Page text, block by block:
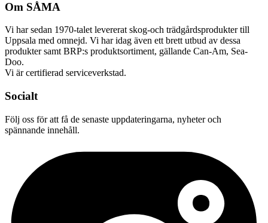
Om SÅMA
Vi har sedan 1970-talet levererat skog-och trädgårdsprodukter till
Uppsala med omnejd. Vi har idag även ett brett utbud av dessa
produkter samt BRP:s produktsortiment, gällande Can-Am, Sea-
Doo.
Vi är certifierad serviceverkstad.
Socialt
Följ oss för att få de senaste uppdateringarna, nyheter och
spännande innehåll.